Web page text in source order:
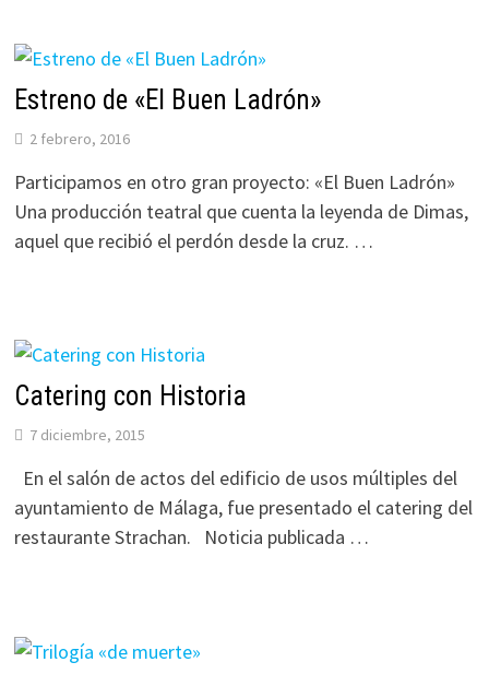
Estreno de «El Buen Ladrón»
2 febrero, 2016
Participamos en otro gran proyecto: «El Buen Ladrón»
Una producción teatral que cuenta la leyenda de Dimas,
aquel que recibió el perdón desde la cruz. …
Catering con Historia
7 diciembre, 2015
En el salón de actos del edificio de usos múltiples del
ayuntamiento de Málaga, fue presentado el catering del
restaurante Strachan. Noticia publicada …